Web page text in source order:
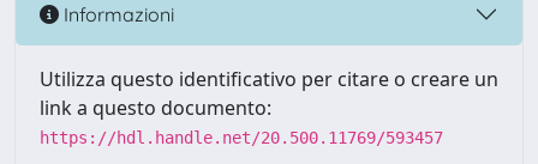
Informazioni
Utilizza questo identificativo per citare o creare un
link a questo documento:
https://hdl.handle.net/20.500.11769/593457